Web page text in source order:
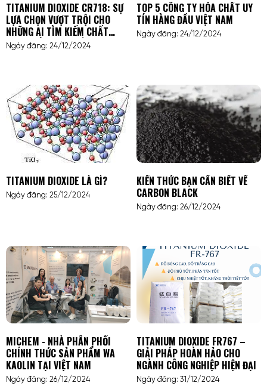
TITANIUM DIOXIDE CR718: SỰ
LỰA CHỌN VƯỢT TRỘI CHO
NHỮNG AI TÌM KIẾM CHẤT
LƯỢNG VÀ HIỆU SUẤT CAO
Ngày đăng: 24/12/2024
TOP 5 CÔNG TY HÓA CHẤT UY
TÍN HÀNG ĐẦU VIỆT NAM
Ngày đăng: 24/12/2024
TITANIUM DIOXIDE LÀ GÌ?
Ngày đăng: 25/12/2024
KIẾN THỨC BẠN CẦN BIẾT VỀ
CARBON BLACK
Ngày đăng: 26/12/2024
MICHEM - NHÀ PHÂN PHỐI
CHÍNH THỨC SẢN PHẨM WA
KAOLIN TẠI VIỆT NAM
Ngày đăng: 26/12/2024
TITANIUM DIOXIDE FR767 –
GIẢI PHÁP HOÀN HẢO CHO
NGÀNH CÔNG NGHIỆP HIỆN ĐẠI
Ngày đăng: 31/12/2024